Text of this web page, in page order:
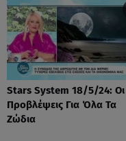
Stars System 18/5/24: Οι
Προβλέψεις Για Όλα Τα
Ζώδια